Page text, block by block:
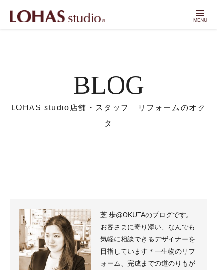
menu
MENU
BLOG
LOHAS studio店舗・スタッフ リフォームのオク
タ
芝 歩@OKUTAのブログです。
お客さまに寄り添い、なんでも
気軽に相談できるデザイナーを
目指しています＊一生物のリフ
ォーム、完成までの道のりもが